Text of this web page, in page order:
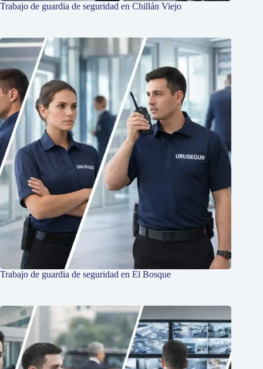
Trabajo de guardia de seguridad en Chillán Viejo
Trabajo de guardia de seguridad en El Bosque